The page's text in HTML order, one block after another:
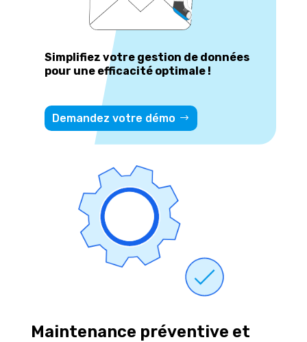
Simplifiez votre gestion de données
pour une efficacité optimale !
Demandez votre démo
Maintenance préventive et